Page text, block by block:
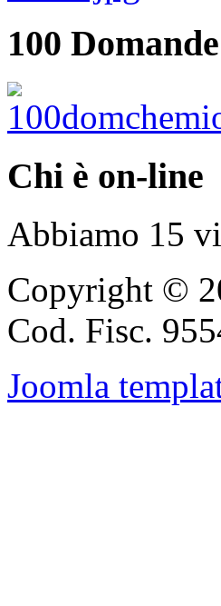
100
Chi è on-line
Abbiamo 15
Copyright ©
Cod. Fisc.
Joomla